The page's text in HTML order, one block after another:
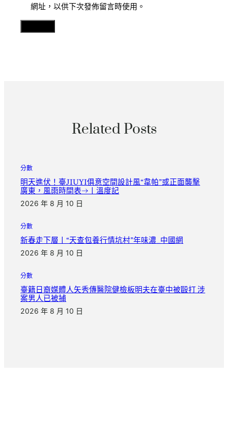
網址，以供下次發佈留言時使用。
Related Posts
分數
明天進伏！臺JIUYI俱意空間設計風“韋帕”或正面襲擊
廣東，風雨時間表→丨溫度記
2026 年 8 月 10 日
分數
新春走下層丨“天查包養行情坑村”年味濃_中國網
2026 年 8 月 10 日
分數
臺籍日裔媒體人矢秀傳醫院健檢板明夫在臺中被毆打 涉
案男人已被捕
2026 年 8 月 10 日